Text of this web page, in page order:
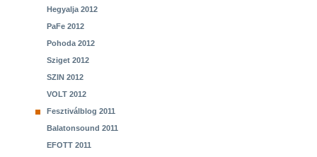
Hegyalja 2012
PaFe 2012
Pohoda 2012
Sziget 2012
SZIN 2012
VOLT 2012
Fesztiválblog 2011
Balatonsound 2011
EFOTT 2011